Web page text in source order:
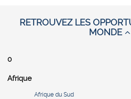
RETROUVEZ LES
MONDE
0
Afrique
Afrique du Sud